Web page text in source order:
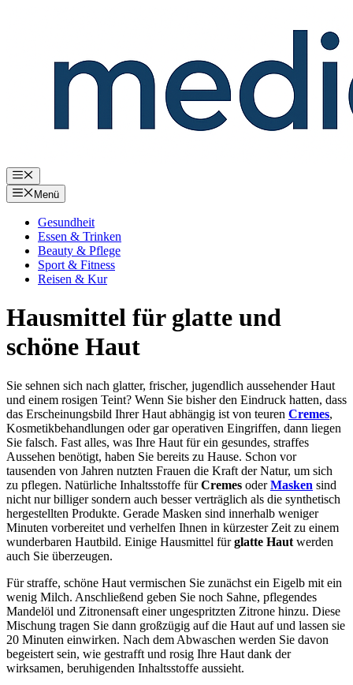
Menü
Menü
Gesundheit
Essen & Trinken
Beauty & Pflege
Sport & Fitness
Reisen & Kur
Hausmittel für glatte und
schöne Haut
Sie sehnen sich nach glatter, frischer, jugendlich aussehender Haut
und einem rosigen Teint? Wenn Sie bisher den Eindruck hatten, dass
das Erscheinungsbild Ihrer Haut abhängig ist von teuren Cremes,
Kosmetikbehandlungen oder gar operativen Eingriffen, dann liegen
Sie falsch. Fast alles, was Ihre Haut für ein gesundes, straffes
Aussehen benötigt, haben Sie bereits zu Hause. Schon vor
tausenden von Jahren nutzten Frauen die Kraft der Natur, um sich
zu pflegen. Natürliche Inhaltsstoffe fürCremes oderMasken sind
nicht nur billiger sondern auch besser verträglich als die synthetisch
hergestellten Produkte. Gerade Masken sind innerhalb weniger
Minuten vorbereitet und verhelfen Ihnen in kürzester Zeit zu einem
wunderbaren Hautbild. Einige Hausmittel fürglatte Haut werden
auch Sie überzeugen.
Für straffe, schöne Haut vermischen Sie zunächst ein Eigelb mit ein
wenig Milch. Anschließend geben Sie noch Sahne, pflegendes
Mandelöl und Zitronensaft einer ungespritzten Zitrone hinzu. Diese
Mischung tragen Sie dann großzügig auf die Haut auf und lassen sie
20 Minuten einwirken. Nach dem Abwaschen werden Sie davon
begeistert sein, wie gestrafft und rosig Ihre Haut dank der
wirksamen, beruhigenden Inhaltsstoffe aussieht.